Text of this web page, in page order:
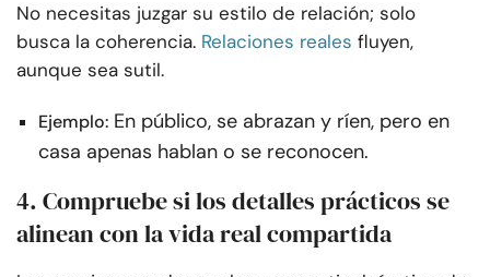
No necesitas juzgar su estilo de relación; solo
busca la coherencia. Relaciones reales fluyen,
aunque sea sutil.
Ejemplo: En público, se abrazan y ríen, pero en
casa apenas hablan o se reconocen.
4. Compruebe si los detalles prácticos se
alinean con la vida real compartida